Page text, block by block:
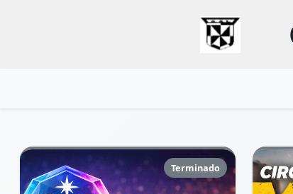
Terminado